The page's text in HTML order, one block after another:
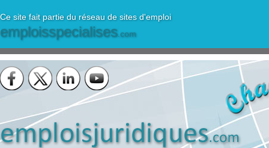
Ce site fait partie du réseau de sites d'emploi
emploisspecialises.com